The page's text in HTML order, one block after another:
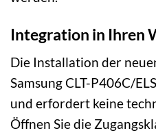
Integration in Ihren
Die Installation der
Samsung CLT-P406C/
und erfordert keine
Öffnen Sie die